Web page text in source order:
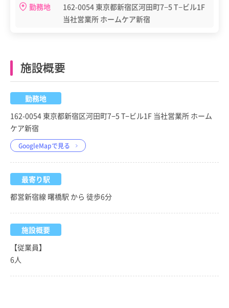
勤務地
162-0054 東京都新宿区河田町7−5 T−ビル1F
当社営業所 ホームケア新宿
施設概要
勤務地
162-0054 東京都新宿区河田町7−5 T−ビル1F 当社営業所 ホーム
ケア新宿
GoogleMapで見る
最寄り駅
都営新宿線 曙橋駅 から 徒歩6分
施設概要
【従業員】
6人